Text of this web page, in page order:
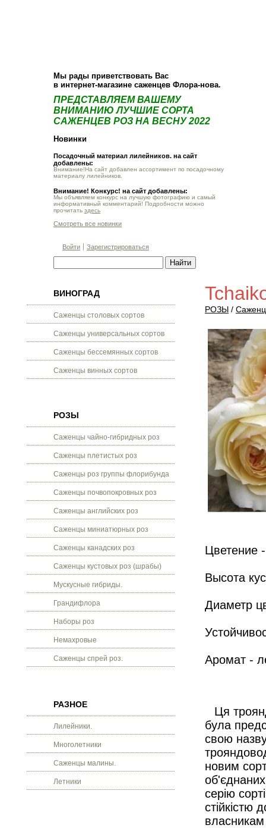
Мы рады приветствовать Вас
в интернет-магазине саженцев Флора-нова.
ПРЕДСТАВЛЯЕМ ВАШЕМУ
ВНИМАНИЮ ЛУЧШИЕ СОРТА
САЖЕНЦЕВ РОЗ НА ВЕСНУ 2022
Новинки
Посадочный материал лилейников. на сайт
добавлены:
Внимание!На сайт добавлен ассортимент по посадочному
материалу лилейников.
Внимание! Конкурс! на сайт добавлены:
Мы объявляем конкурс на лучшую фотографию и самый
информативный комментарий! Подробности можно
прочитать здесь
Смотреть все новинки
Войти Зарегистрироваться
ВИНОГРАД
Саженцы столовых сортов
Саженцы универсальных сортов
Саженцы бессемянных сортов
Саженцы винных сортов
РОЗЫ
Саженцы чайно-гибридных роз
Саженцы плетистых роз
Саженцы роз группы флорибунда
Саженцы почвопокровных роз
Саженцы английских роз
Саженцы миниатюрных роз
Саженцы канадских роз
Саженцы кустовых роз (шрабы)
Мускусные гибриды.
Грандифлора
Наборы роз
Немахровые
Саженцы спрей роз.
РАЗНОЕ
Лилейники.
Многолетники
Саженцы малины.
Летники
РОЗЫ /
Цветение
Высота
Диаметр
Аромат -
Ця
була
свою
новим
серію
стійкістю